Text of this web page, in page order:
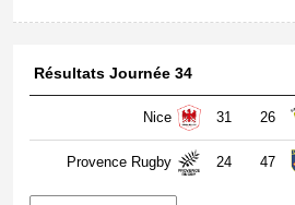
Résultats Journée 34
Nice 31 26
Provence Rugby 24 47